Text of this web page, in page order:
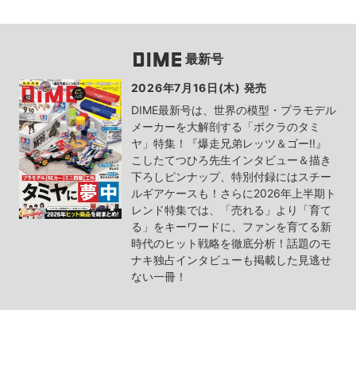
最新号
2026年7月16日(木) 発売
DIME最新号は、世界の模型・プラモデル
メーカーを大解剖する「ボクラのタミ
ヤ」特集！『爆走兄弟レッツ＆ゴー!!』
こしたてつひろ先生インタビュー＆描き
下ろしピンナップ、特別付録にはスチー
ルギアケースも！さらに2026年上半期ト
レンド特集では、「売れる」より「育て
る」をキーワードに、ファンを育てる新
時代のヒット戦略を徹底分析！話題のモ
ナキ独占インタビューも掲載した見逃せ
ない一冊！